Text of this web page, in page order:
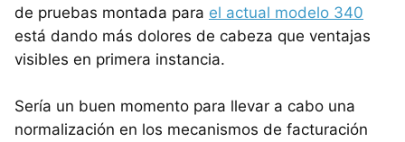
de pruebas montada para el actual modelo 340
está dando más dolores de cabeza que ventajas
visibles en primera instancia.
Sería un buen momento para llevar a cabo una
normalización en los mecanismos de facturación